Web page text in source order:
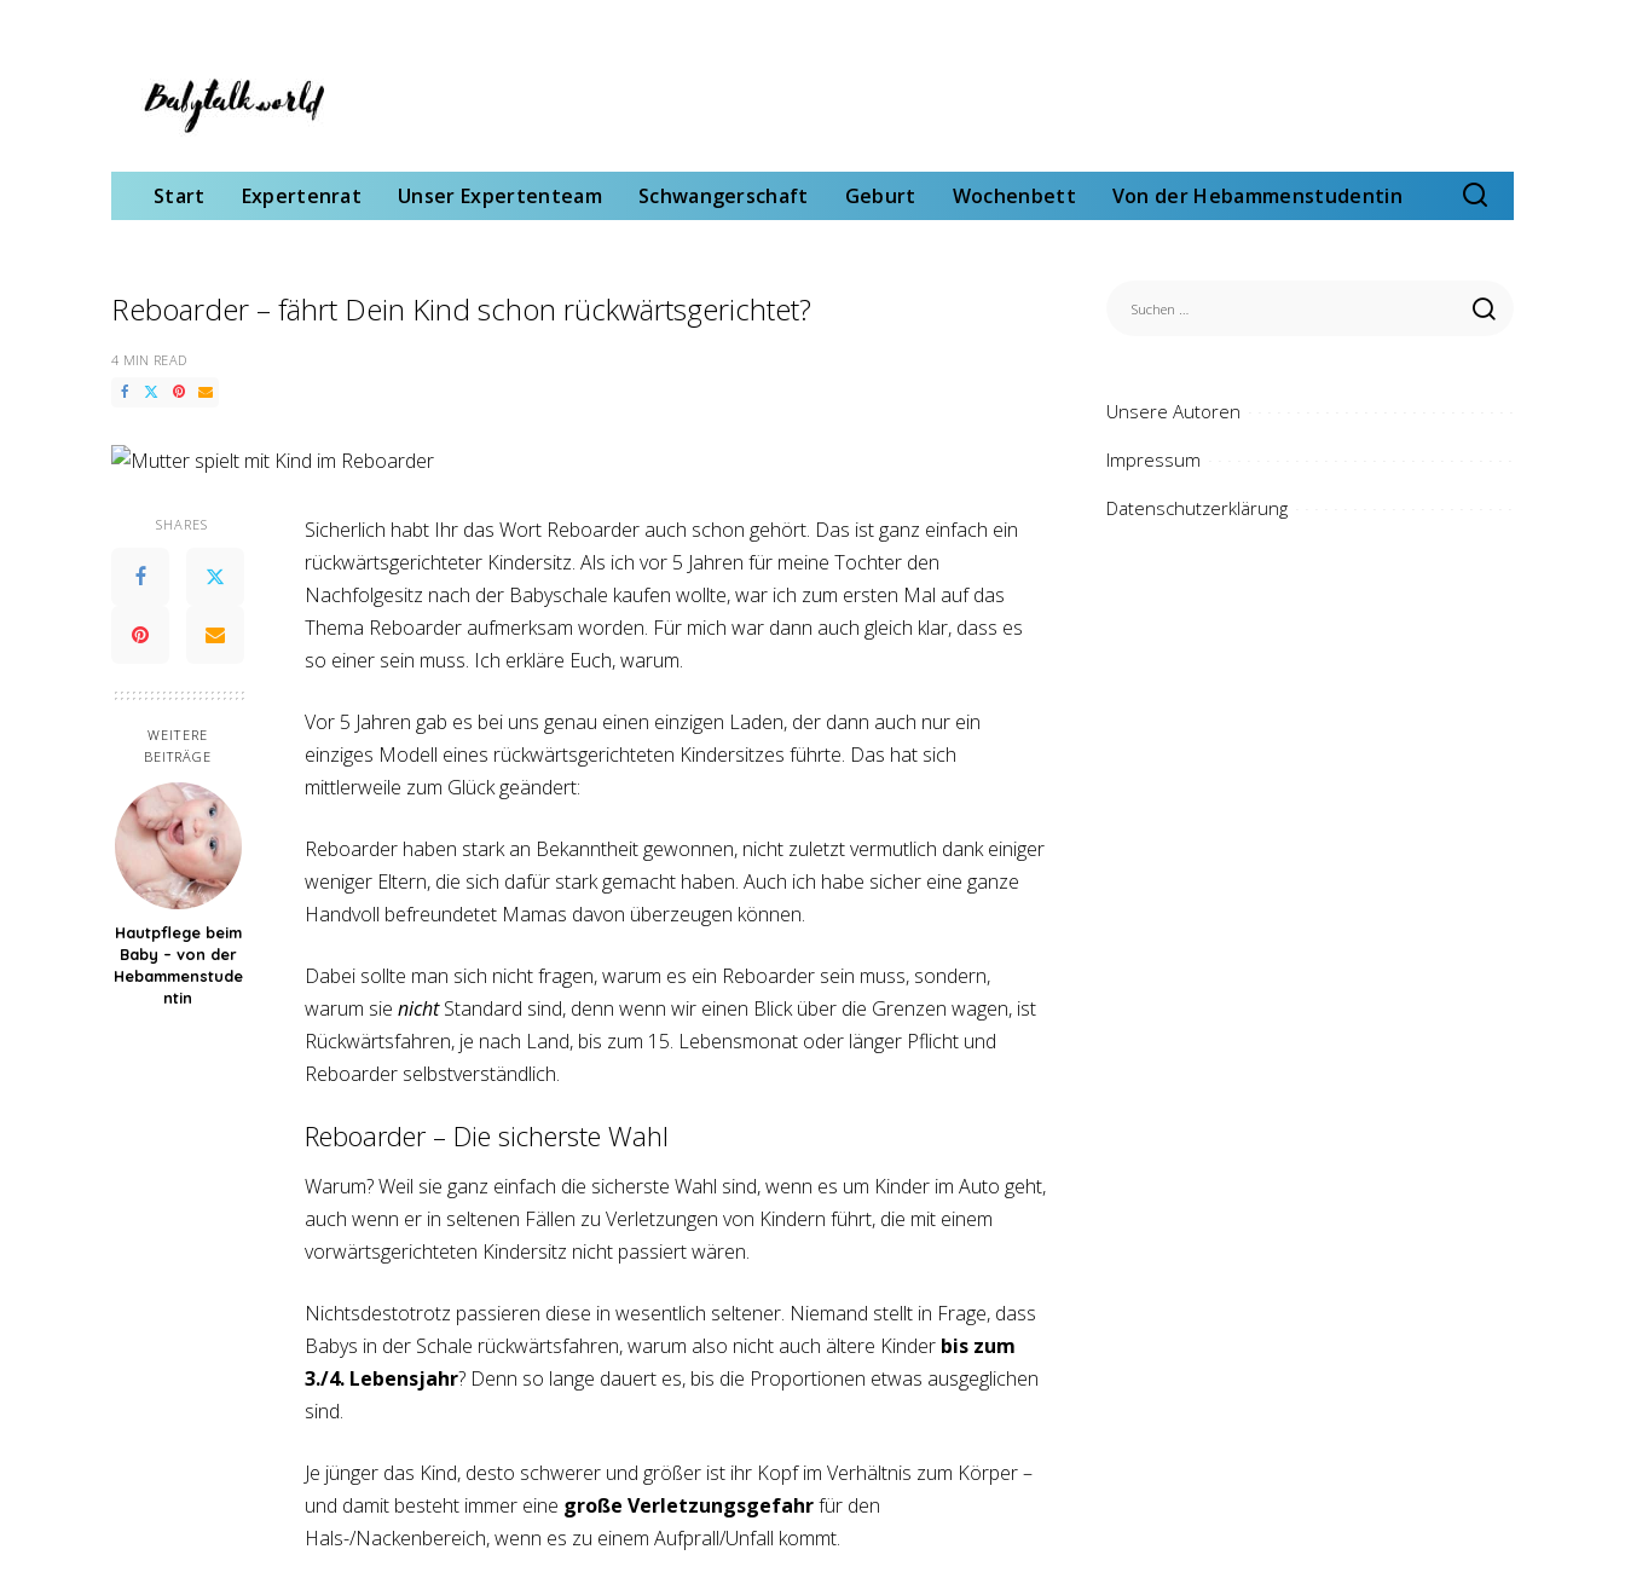
Start Expertenrat Unser Expertenteam Schwangerschaft Geburt Wochenbett Von der Hebammenstudentin
Reboarder – fährt Dein Kind schon rückwärtsgerichtet?
4 MIN READ
SHARES
WEITERE
BEITRÄGE
Hautpflege beim
Baby – von der
Hebammenstude
ntin
Sicherlich habt Ihr das Wort Reboarder auch schon gehört. Das ist ganz einfach ein
rückwärtsgerichteter Kindersitz. Als ich vor 5 Jahren für meine Tochter den
Nachfolgesitz nach der Babyschale kaufen wollte, war ich zum ersten Mal auf das
Thema Reboarder aufmerksam worden. Für mich war dann auch gleich klar, dass es
so einer sein muss. Ich erkläre Euch, warum.
Vor 5 Jahren gab es bei uns genau einen einzigen Laden, der dann auch nur ein
einziges Modell eines rückwärtsgerichteten Kindersitzes führte. Das hat sich
mittlerweile zum Glück geändert:
Reboarder haben stark an Bekanntheit gewonnen, nicht zuletzt vermutlich dank einiger
weniger Eltern, die sich dafür stark gemacht haben. Auch ich habe sicher eine ganze
Handvoll befreundetet Mamas davon überzeugen können.
Dabei sollte man sich nicht fragen, warum es ein Reboarder sein muss, sondern,
warum sie nichtStandard sind, denn wenn wir einen Blick über die Grenzen wagen, ist
Rückwärtsfahren, je nach Land, bis zum 15. Lebensmonat oder länger Pflicht und
Reboarder selbstverständlich.
Reboarder – Die sicherste Wahl
Warum? Weil sie ganz einfach die sicherste Wahl sind, wenn es um Kinder im Auto geht,
auch wenn er in seltenen Fällen zu Verletzungen von Kindern führt, die mit einem
vorwärtsgerichteten Kindersitz nicht passiert wären.
Nichtsdestotrotz passieren diese in wesentlich seltener. Niemand stellt in Frage, dass
Babys in der Schale rückwärtsfahren, warum also nicht auch ältere Kinder bis zum
3./4. Lebensjahr? Denn so lange dauert es, bis die Proportionen etwas ausgeglichen
sind.
Je jünger das Kind, desto schwerer und größer ist ihr Kopf im Verhältnis zum Körper –
und damit besteht immer eine große Verletzungsgefahrfür den
Hals-/Nackenbereich, wenn es zu einem Aufprall/Unfall kommt.
Unsere Autoren
Impressum
Datenschutzerklärung